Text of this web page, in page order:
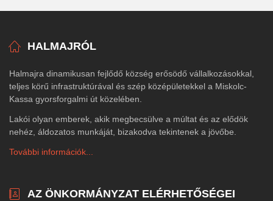
HALMAJRÓL
Halmajra dinamikusan fejlődő község erősödő vállalkozásokkal,
teljes körű infrastruktúrával és szép középületekkel a Miskolc-
Kassa gyorsforgalmi út közelében.
Lakói olyan emberek, akik megbecsülve a múltat és az elődök
nehéz, áldozatos munkáját, bizakodva tekintenek a jövőbe.
További információk...
AZ ÖNKORMÁNYZAT ELÉRHETŐSÉGEI